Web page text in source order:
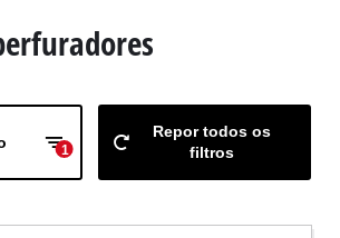
1
Repor todos os
filtros